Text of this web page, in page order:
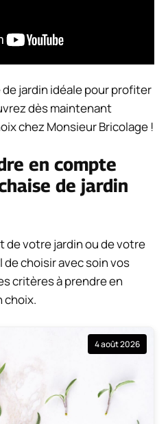
jardin idéale pour profiter
dès maintenant
chez Monsieur Bricolage !
en compte
de jardin
de votre jardin ou de votre
choisir avec soin vos
critères à prendre en
choix.
4 août 2026